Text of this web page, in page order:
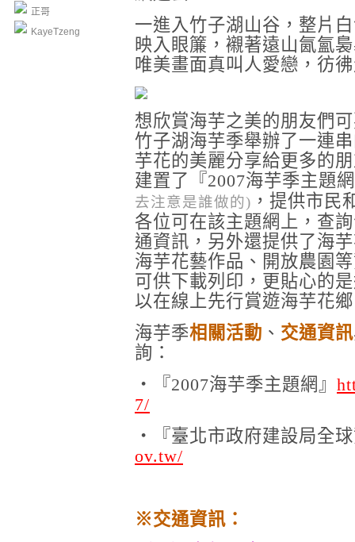
正哥
KayeTzeng
一進入竹子湖山谷，整片
映入眼簾，襯著遠山氤氳
唯美畫面真叫人愛戀，彷
想欣賞海芋之美的朋友們
竹子湖海芋季舉辦了一連
芋花的美麗分享給更多的
建置了『2007海芋季主題
去注意是誰做的) ，提供市民
各位可在該主題網上，查
通資訊，另外還提供了海
海芋花藝作品、開放農園
可供下載列印，更貼心的
以在線上先行賞遊海芋花
海芋季相關活動 、 交通資訊
詢：
‧『2007海芋季主題網』
7/
‧『臺北市政府建設局全
ov.tw/
※交通資訊：